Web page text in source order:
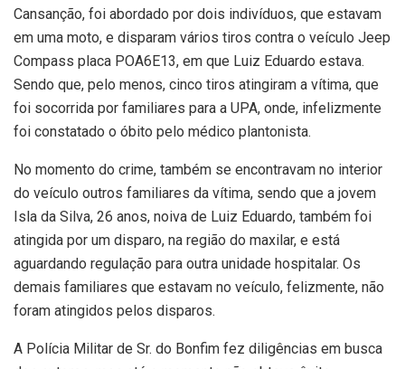
Cansanção, foi abordado por dois indivíduos, que estavam
em uma moto, e disparam vários tiros contra o veículo Jeep
Compass placa POA6E13, em que Luiz Eduardo estava.
Sendo que, pelo menos, cinco tiros atingiram a vítima, que
foi socorrida por familiares para a UPA, onde, infelizmente
foi constatado o óbito pelo médico plantonista.
No momento do crime, também se encontravam no interior
do veículo outros familiares da vítima, sendo que a jovem
Isla da Silva, 26 anos, noiva de Luiz Eduardo, também foi
atingida por um disparo, na região do maxilar, e está
aguardando regulação para outra unidade hospitalar. Os
demais familiares que estavam no veículo, felizmente, não
foram atingidos pelos disparos.
A Polícia Militar de Sr. do Bonfim fez diligências em busca